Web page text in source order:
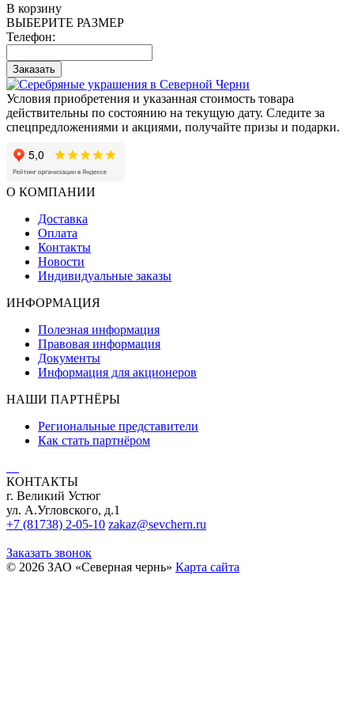
В корзину
ВЫБЕРИТЕ РАЗМЕР
Телефон:
Заказать
Условия приобретения и указанная стоимость товара
действительны по состоянию на текущую дату. Следите за
спецпредложениями и акциями, получайте призы и подарки.
О КОМПАНИИ
Доставка
Оплата
Контакты
Новости
Индивидуальные заказы
ИНФОРМАЦИЯ
Полезная информация
Правовая информация
Документы
Информация для акционеров
НАШИ ПАРТНЁРЫ
Региональные представители
Как стать партнёром
КОНТАКТЫ
г. Великий Устюг
ул. А.Угловского, д.1
+7 (81738) 2-05-10 zakaz@sevchern.ru
Заказать звонок
© 2026 ЗАО «Северная чернь» Карта сайта